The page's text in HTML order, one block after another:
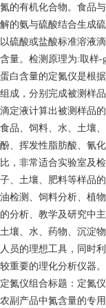
氮的有机化合物。食品
解的氨与硫酸结合生成
以硫酸或盐酸标准溶液
含量。检测原理为:取样-
蛋白含量的定氮仪是根
组成，分别完成被测样
滴定液计算出被测样品
食品、饲料、水、土壤
酚、挥发性脂肪酸、氰
比，非常适合实验室及
子、土壤、肥料等样品
油检测、饲料分析、植
的分析、教学及研究中
土壤、水、药物、沉淀
人员的理想工具，同时
较重要的理化分析仪器
定氮仪组合标题：定氮
农副产品中氮含量的专用